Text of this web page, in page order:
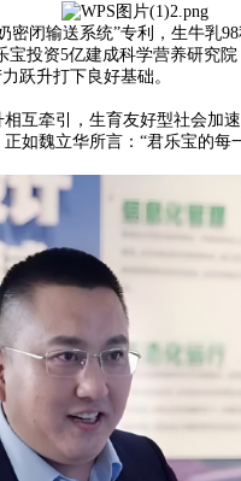
密闭输送系统”专利，生牛乳
宝投资5亿建成科学营养研究
跃升打下良好基础。
互牵引，生育友好型社会加
如魏立华所言：“君乐宝的